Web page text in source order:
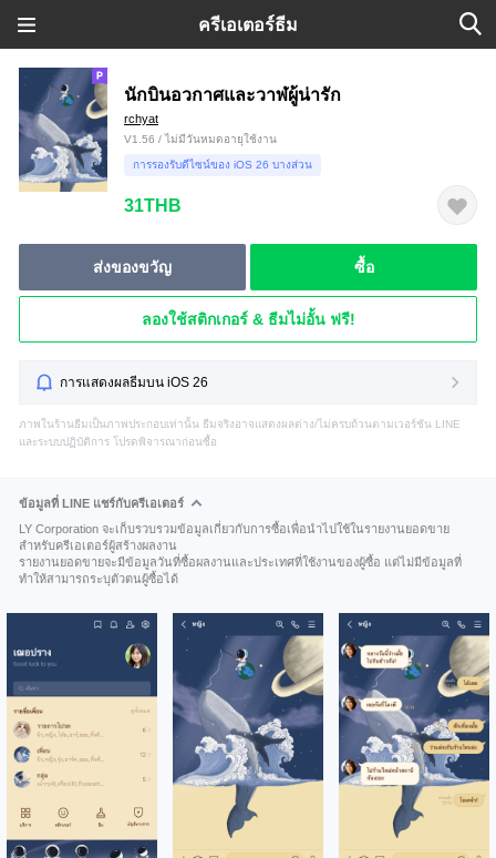
ครีเอเตอร์ธีม
นักบินอวกาศและวาฬผู้น่ารัก
rchyat
V1.56 / ไม่มีวันหมดอายุใช้งาน
การรองรับดีไซน์ของ iOS 26 บางส่วน
31THB
ส่งของขวัญ ซื้อ
ลองใช้สติกเกอร์ & ธีมไม่อั้น ฟรี!
การแสดงผลธีมบน iOS 26
ภาพในร้านธีมเป็นภาพประกอบเท่านั้น ธีมจริงอาจแสดงผลต่าง/ไม่ครบถ้วนตามเวอร์ชัน LINE
และระบบปฏิบัติการ โปรดพิจารณาก่อนซื้อ
ข้อมูลที่ LINE แชร์กับครีเอเตอร์
LY Corporation จะเก็บรวบรวมข้อมูลเกี่ยวกับการซื้อเพื่อนำไปใช้ในรายงานยอดขาย
สำหรับครีเอเตอร์ผู้สร้างผลงาน
รายงานยอดขายจะมีข้อมูลวันที่ซื้อผลงานและประเทศที่ใช้งานของผู้ซื้อ แต่ไม่มีข้อมูลที่
ทำให้สามารถระบุตัวตนผู้ซื้อได้